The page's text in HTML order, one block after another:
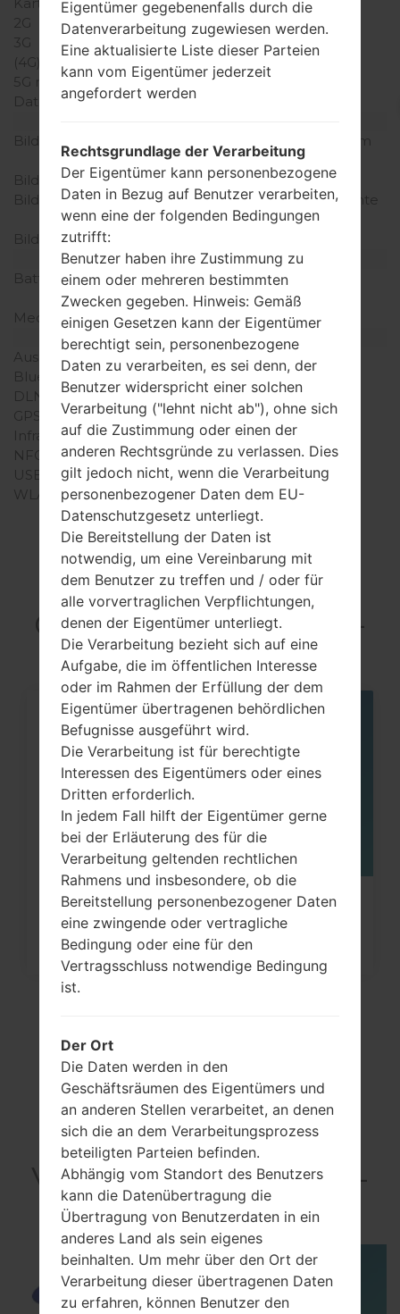
2G
GSM 900/1800MHz
3G
-
(4G) LTE
5G network
-
Daten
Bildschirmgröße
1.5 Zoll (~15.7% Bildschirm
zu Körper Verhältnis)
Bildschirmtyp
CSTN
Bildschirmerweiterung
128 x 128 Pixel (~121 Dichte
der Pixel pro Zoll)
Bildschirmfarben
Batterie und Tastatur
Batteriekapazität
Abnehmbar Li-Ion 800
mAh
Mechanische Tastatur
Ja
Interfaces
Ausgabe für Audio
Bluetooth
-
DLNA
-
GPS
-
Infrarotanschluss
-
NFC
-
USB
-
WLAN
-
Articles LGSGH-
C168(Samsung SGH-
C168)
Wie kann man die
Werkseinstellungen durch Code au
Samsung...
VideoSamsung SGH-
C168
Eigentümer gegebenenfalls durch die
Datenverarbeitung zugewiesen werden.
Eine aktualisierte Liste dieser Parteien
kann vom Eigentümer jederzeit
angefordert werden
Rechtsgrundlage der Verarbeitung
Der Eigentümer kann personenbezogene
Daten in Bezug auf Benutzer verarbeiten,
wenn eine der folgenden Bedingungen
zutrifft:
Benutzer haben ihre Zustimmung zu
einem oder mehreren bestimmten
Zwecken gegeben. Hinweis: Gemäß
einigen Gesetzen kann der Eigentümer
berechtigt sein, personenbezogene
Daten zu verarbeiten, es sei denn, der
Benutzer widerspricht einer solchen
Verarbeitung ("lehnt nicht ab"), ohne sich
auf die Zustimmung oder einen der
anderen Rechtsgründe zu verlassen. Dies
gilt jedoch nicht, wenn die Verarbeitung
personenbezogener Daten dem EU-
Datenschutzgesetz unterliegt.
Die Bereitstellung der Daten ist
notwendig, um eine Vereinbarung mit
dem Benutzer zu treffen und / oder für
alle vorvertraglichen Verpflichtungen,
denen der Eigentümer unterliegt.
Die Verarbeitung bezieht sich auf eine
Aufgabe, die im öffentlichen Interesse
oder im Rahmen der Erfüllung der dem
Eigentümer übertragenen behördlichen
Befugnisse ausgeführt wird.
Die Verarbeitung ist für berechtigte
Interessen des Eigentümers oder eines
Dritten erforderlich.
In jedem Fall hilft der Eigentümer gerne
bei der Erläuterung des für die
Verarbeitung geltenden rechtlichen
Rahmens und insbesondere, ob die
Bereitstellung personenbezogener Daten
eine zwingende oder vertragliche
Bedingung oder eine für den
Vertragsschluss notwendige Bedingung
ist.
Der Ort
Die Daten werden in den
Geschäftsräumen des Eigentümers und
an anderen Stellen verarbeitet, an denen
sich die an dem Verarbeitungsprozess
beteiligten Parteien befinden.
Abhängig vom Standort des Benutzers
kann die Datenübertragung die
Übertragung von Benutzerdaten in ein
anderes Land als sein eigenes
beinhalten. Um mehr über den Ort der
Verarbeitung dieser übertragenen Daten
zu erfahren, können Benutzer den